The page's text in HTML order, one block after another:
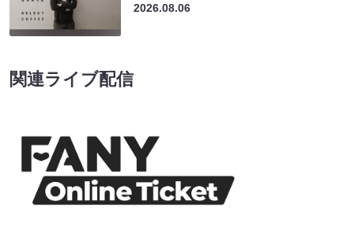
2026.08.06
関連ライブ配信